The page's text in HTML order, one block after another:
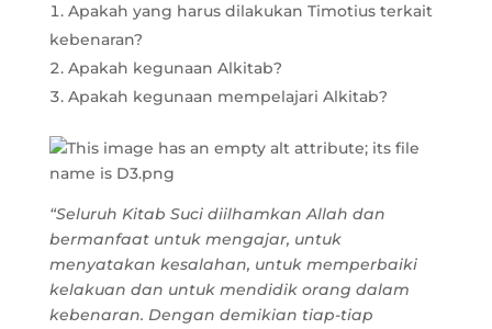
Apakah yang harus dilakukan Timotius terkait
kebenaran?
Apakah kegunaan Alkitab?
Apakah kegunaan mempelajari Alkitab?
“Seluruh Kitab Suci diilhamkan Allah dan
bermanfaat untuk mengajar, untuk
menyatakan kesalahan, untuk memperbaiki
kelakuan dan untuk mendidik orang dalam
kebenaran. Dengan demikian tiap-tiap